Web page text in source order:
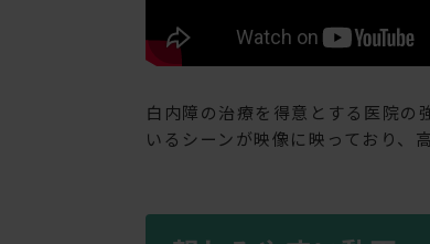
白内障の治療を得意とする医院の
いるシーンが映像に映っており、